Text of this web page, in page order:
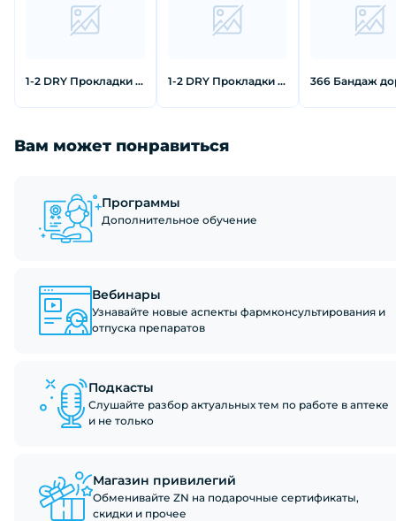
1-2 DRY Прокладки для подмышек от пота для одежды без рукавов 1-2 DRY Прокладки для подмышек от пота черного цвета большие 12 шт
Вам может понравиться
Программы
Дополнительное обучение
Вебинары
Узнавайте новые аспекты фармконсультирования и
отпуска препаратов
Подкасты
Слушайте разбор актуальных тем по работе в аптеке
и не только
Магазин привилегий
Обменивайте ZN на подарочные сертификаты,
скидки и прочее